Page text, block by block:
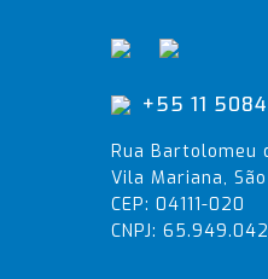
+55 11
Rua Bartolomeu
Vila Mariana,
CEP: 04111-020
CNPJ: